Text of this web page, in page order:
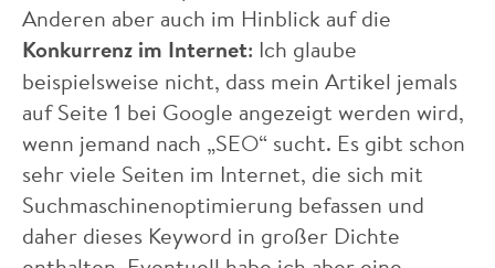
Anderen aber auch im Hinblick auf die
Konkurrenz im Internet: Ich glaube
beispielsweise nicht, dass mein Artikel jemals
auf Seite 1 bei Google angezeigt werden wird,
wenn jemand nach „SEO“ sucht. Es gibt schon
sehr viele Seiten im Internet, die sich mit
Suchmaschinenoptimierung befassen und
daher dieses Keyword in großer Dichte